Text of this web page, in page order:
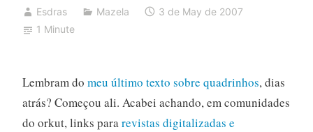
Esdras Mazela
3 de May de 2007
1 Minute
Lembram do meu último texto sobre quadrinhos, dias
atrás? Começou ali. Acabei achando, em comunidades
do orkut, links pararevistas digitalizadas e